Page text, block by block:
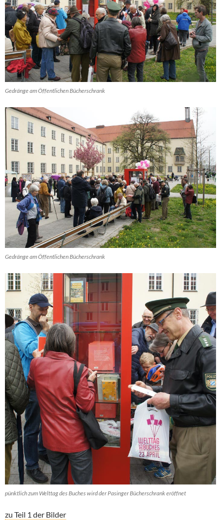
Gedränge am Öffentlichen Bücherschrank
Gedränge am Öffentlichen Bücherschrank
pünktlich zum Welttag des Buches wird der Pasinger Bücherschrank eröffnet
zu Teil 1 der Bilder